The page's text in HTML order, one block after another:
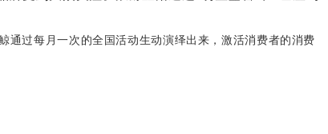
通过每月一次的全国活动生动演绎出来，激活消费者的消费